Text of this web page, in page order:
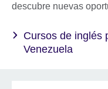
descubre nuevas
Cursos de inglés
Venezuela